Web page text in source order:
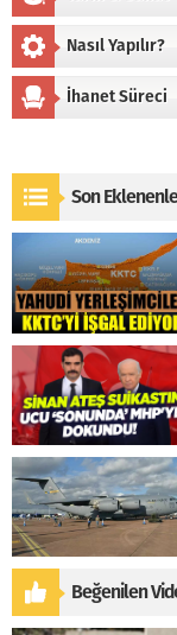
Nasıl Yapılır?
İhanet Süreci
Son
Beğenilen